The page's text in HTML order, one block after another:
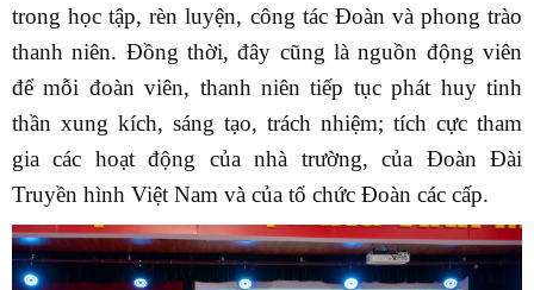
trong học tập, rèn luyện, công tác Đoàn và phong trào
thanh niên. Đồng thời, đây cũng là nguồn động viên
để mỗi đoàn viên, thanh niên tiếp tục phát huy tinh
thần xung kích, sáng tạo, trách nhiệm; tích cực tham
gia các hoạt động của nhà trường, của Đoàn Đài
Truyền hình Việt Nam và của tổ chức Đoàn các cấp.